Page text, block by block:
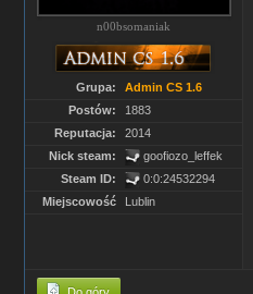
n00bsomaniak
Grupa:
Admin CS 1.6
Postów:
1883
Reputacja:
2014
Nick steam:
goofiozo_leffek
Steam ID:
0:0:24532294
Miejscowość
Lublin